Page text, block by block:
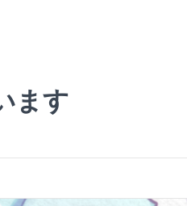
ます